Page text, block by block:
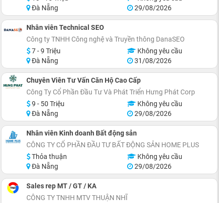
Đà Nẵng
29/08/2026
Nhân viên Technical SEO
Công ty TNHH Công nghệ và Truyền thông DanaSEO
7 - 9 Triệu
Không yêu cầu
Đà Nẵng
31/08/2026
Chuyên Viên Tư Vấn Căn Hộ Cao Cấp
Công Ty Cổ Phần Đầu Tư Và Phát Triển Hưng Phát Corp
9 - 50 Triệu
Không yêu cầu
Đà Nẵng
29/08/2026
Nhân viên Kinh doanh Bất động sản
CÔNG TY CỔ PHẦN ĐẦU TƯ BẤT ĐỘNG SẢN HOME PLUS
Thỏa thuận
Không yêu cầu
Đà Nẵng
29/08/2026
Sales rep MT / GT / KA
CÔNG TY TNHH MTV THUẬN NHĨ